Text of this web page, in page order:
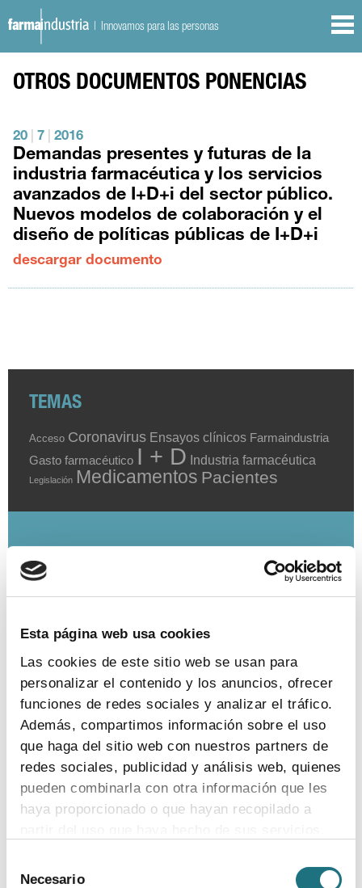
Esta página web usa cookies
Las cookies de este sitio web se usan para
personalizar el contenido y los anuncios, ofrecer
funciones de redes sociales y analizar el tráfico.
Además, compartimos información sobre el uso
que haga del sitio web con nuestros partners de
redes sociales, publicidad y análisis web, quienes
pueden combinarla con otra información que les
haya proporcionado o que hayan recopilado a
Para más información puede acceder a nuestra
Necesario
| Innovamos para las personas
OTROS DOCUMENTOS PONENCIAS
20 7 2016
Demandas presentes y futuras de la
industria farmacéutica y los servicios
avanzados de I+D+i del sector público.
Nuevos modelos de colaboración y el
diseño de políticas públicas de I+D+i
descargar documento
TEMAS
Acceso Coronavirus Ensayos clínicos Farmaindustria
Gasto farmacéutico I + D Industria farmacéutica
Legislación Medicamentos Pacientes
INDICADORES
ver más
Encuesta de empleo en la industria
farmacéutica (2023)